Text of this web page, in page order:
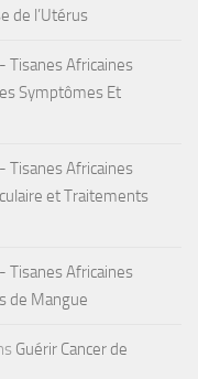
de l’Utérus
Tisanes Africaines
Symptômes Et
Tisanes Africaines
et Traitements
Tisanes Africaines
de Mangue
Guérir Cancer de